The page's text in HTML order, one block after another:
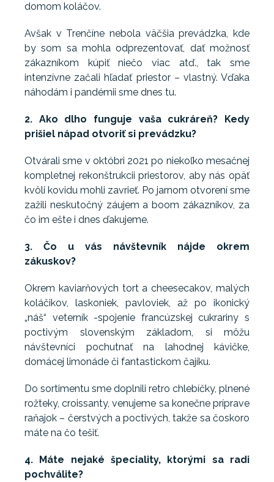
domom koláčov.
Avšak v Trenčíne nebola väčšia prevádzka, kde
by som sa mohla odprezentovať, dať možnosť
zákazníkom kúpiť niečo viac atď., tak sme
intenzívne začali hľadať priestor – vlastný. Vďaka
náhodám i pandémii sme dnes tu.
2. Ako dlho funguje vaša cukráreň? Kedy
prišiel nápad otvoriť si prevádzku?
Otvárali sme v októbri 2021 po niekoľko mesačnej
kompletnej rekonštrukcii priestorov, aby nás opäť
kvôli kovidu mohli zavrieť. Po jarnom otvorení sme
zažili neskutočný záujem a boom zákazníkov, za
čo im ešte i dnes ďakujeme.
3. Čo u vás návštevník nájde okrem
zákuskov?
Okrem kaviarňových tort a cheesecakov, malých
koláčikov, laskoniek, pavloviek, až po ikonický
„náš“ veterník -spojenie francúzskej cukrariny s
poctivým slovenským základom, si môžu
návštevníci pochutnať na lahodnej kávičke,
domácej limonáde či fantastickom čajíku.
Do sortimentu sme doplnili retro chlebíčky, plnené
rožteky, croissanty, venujeme sa konečne príprave
raňajok – čerstvých a poctivých, takže sa čoskoro
máte na čo tešiť.
4. Máte nejaké špeciality, ktorými sa radi
pochválite?